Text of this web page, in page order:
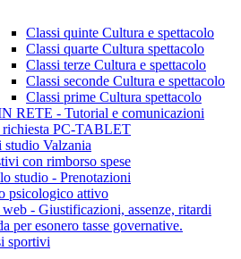
Classi quinte Cultura e spettacolo
Classi quarte Cultura spettacolo
Classi terze Cultura e spettacolo
Classi seconde Cultura e spettacolo
Classi prime Cultura spettacolo
RETE - Tutorial e comunicazioni
PC-TABLET
studio Valzania
con rimborso spese
studio - Prenotazioni
psicologico attivo
- Giustificazioni, assenze, ritardi
per esonero tasse governative.
sportivi